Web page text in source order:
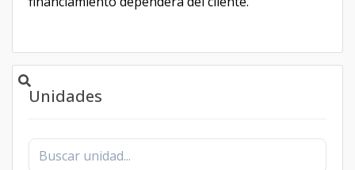
Unidades